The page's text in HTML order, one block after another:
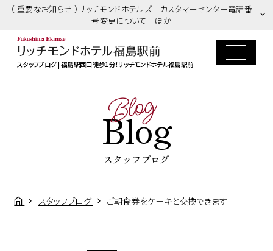
（ 重要なお知らせ ）リッチモンドホテルズ カスタマーセンター電話番
号変更について ほか
スタッフブログ | 福島駅西口徒歩1分！リッチモンドホテル福島駅前
Blog
Blog
スタッフブログ
スタッフブログ ご朝食券をケーキと交換できます